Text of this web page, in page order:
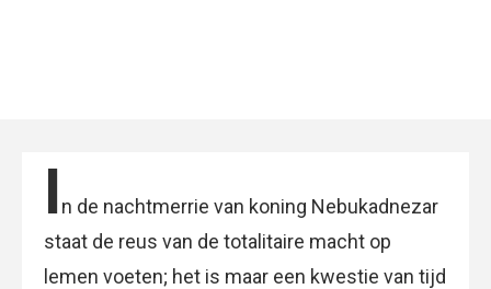
In de nachtmerrie van koning Nebukadnezar
staat de reus van de totalitaire macht op
lemen voeten; het is maar een kwestie van tijd